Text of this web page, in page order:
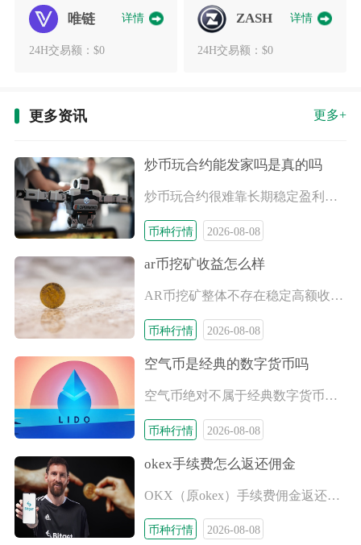
唯链
24H交易额：$0
详情 ZASH
24H交易额：$0
详情
更多资讯 更多+
炒币玩合约能发家吗是真的吗
炒币玩合约很难靠长期稳定盈利发家，网传普通人依靠合约暴富的说
币种行情 2026-08-08
ar币挖矿收益怎么样
AR币挖矿整体不存在稳定高额收益，普通散户小规模自建节点很难
币种行情 2026-08-08
空气币是经典的数字货币吗
空气币绝对不属于经典数字货币，二者从底层价值、技术架构、市场
币种行情 2026-08-08
okex手续费怎么返还佣金
OKX（原okex）手续费佣金返还依靠官方邀请推荐体系自动结
币种行情 2026-08-08